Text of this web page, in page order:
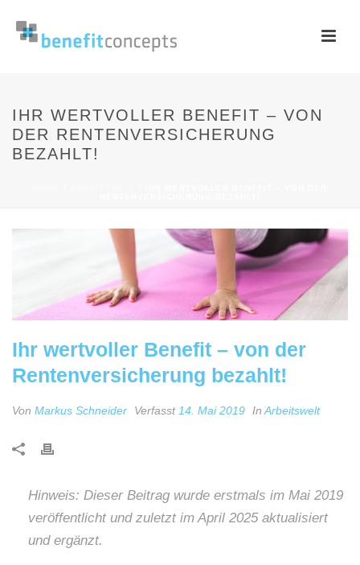
IHR WERTVOLLER BENEFIT – VON
DER RENTENVERSICHERUNG
BEZAHLT!
Ihr wertvoller Benefit – von der
Rentenversicherung bezahlt!
Von Markus Schneider Verfasst 14. Mai 2019 In Arbeitswelt
Hinweis: Dieser Beitrag wurde erstmals im Mai 2019
veröffentlicht und zuletzt im April 2025 aktualisiert
und ergänzt.